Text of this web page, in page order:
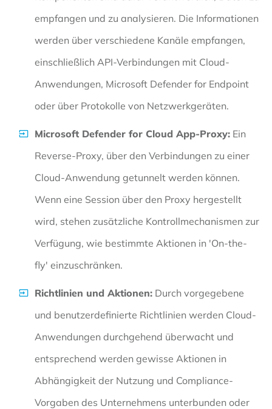
empfangen und zu analysieren. Die Informationen
werden über verschiedene Kanäle empfangen,
einschließlich API-Verbindungen mit Cloud-
Anwendungen, Microsoft Defender for Endpoint
oder über Protokolle von Netzwerkgeräten.
Microsoft Defender for Cloud App-Proxy: Ein
Reverse-Proxy, über den Verbindungen zu einer
Cloud-Anwendung getunnelt werden können.
Wenn eine Session über den Proxy hergestellt
wird, stehen zusätzliche Kontrollmechanismen zur
Verfügung, wie bestimmte Aktionen in 'On-the-
fly' einzuschränken.
Richtlinien und Aktionen: Durch vorgegebene
und benutzerdefinierte Richtlinien werden Cloud-
Anwendungen durchgehend überwacht und
entsprechend werden gewisse Aktionen in
Abhängigkeit der Nutzung und Compliance-
Vorgaben des Unternehmens unterbunden oder